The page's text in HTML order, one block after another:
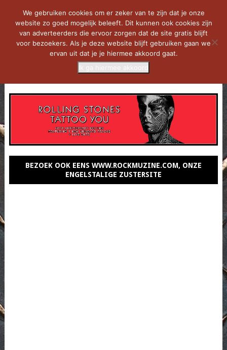
BEZOEK OOK EENS WWW.ROCKMUZINE.COM, ONZE
ENGELSTALIGE ZUSTERSITE
We gebruiken cookies om er zeker van te zijn dat je onze
website zo goed mogelijk beleeft. Dit kunnen ook cookies zijn
van adverteerders die ervoor zorgen dat de site gratis blijft
voor bezoekers. Als je deze website blijft gebruiken gaan we
ervan uit dat je je hiermee akkoord gaat.
Ik ga hiermee akkoord